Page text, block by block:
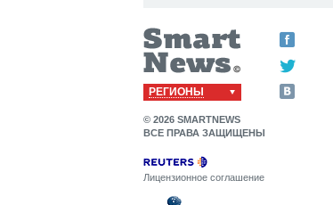
РЕГИОНЫ
© 2026 SMARTNEWS
ВСЕ ПРАВА ЗАЩИЩЕНЫ
Лицензионное соглашение